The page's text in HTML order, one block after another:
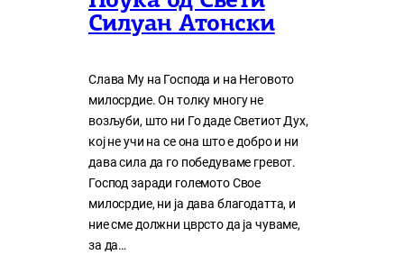
Силуан Атонски
Слава Му на Господа и на Неговото
милосрдие. Он толку многу нe
возљуби, што ни Го даде Светиот Дух,
кој нe учи на сe она што е добро и ни
дава сила да го победуваме гревот.
Господ заради големото Свое
милосрдие, ни ја дава благодатта, и
ние сме должни цврсто да ја чуваме,
за да…